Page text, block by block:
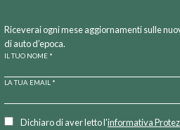
Riceverai ogni mese aggiornamenti sulle
di auto d’epoca.
IL TUO NOME *
LA TUA EMAIL *
Dichiaro di aver letto l'informativa